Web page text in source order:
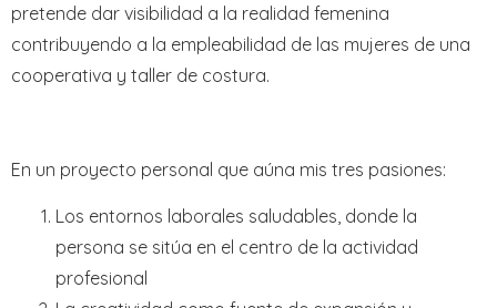
pretende dar visibilidad a la realidad femenina
contribuyendo a la empleabilidad de las mujeres de una
cooperativa y taller de costura.
En un proyecto personal que aúna mis tres pasiones:
Los entornos laborales saludables, donde la
persona se sitúa en el centro de la actividad
profesional